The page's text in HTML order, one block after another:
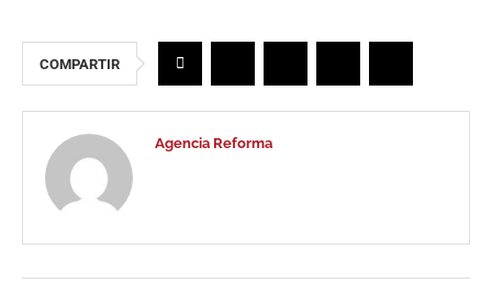
COMPARTIR
Agencia Reforma